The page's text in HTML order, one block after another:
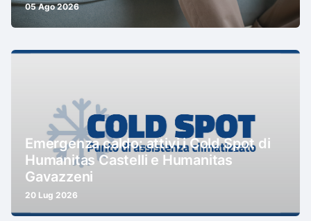
05 Ago 2026
Emergenza caldo: attivi i Cold Spot di
Humanitas Castelli e Humanitas
Gavazzeni
20 Lug 2026